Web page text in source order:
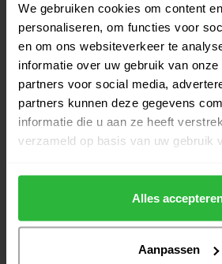
We gebruiken cookies om content
personaliseren, om functies voor
en om ons websiteverkeer te
informatie over uw gebruik van
partners voor social media,
partners kunnen deze gegevens
informatie die u aan ze heeft
verzameld op basis van uw gebruik
Alles
Aanpassen
Kwartaal Golfabonnement
Op voorraad
Kwartaal
Op voorraad